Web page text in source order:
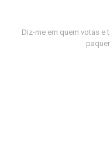
Diz-me em quem votas e